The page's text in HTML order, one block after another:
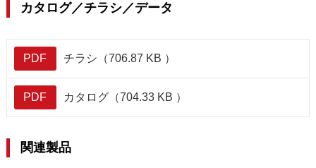
カタログ／チラシ／データ
PDF チラシ（706.87 KB ）
PDF カタログ（704.33 KB ）
関連製品